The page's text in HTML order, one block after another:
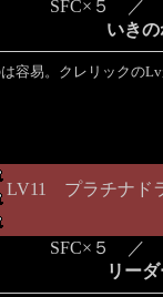
SFC×５ ／
いき
容易。クレリックの
LV11 プラチナド
SFC×５ ／
リー